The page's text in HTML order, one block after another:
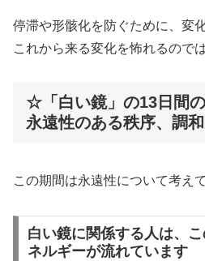
停滞や形骸化を防ぐために、変
これから来る変化を怖れるので
☆「白い鏡」の13日間
永遠性のある秩序、調
この期間は永遠性について考え
白い鏡に関係する人は、
ネルギーが流れています